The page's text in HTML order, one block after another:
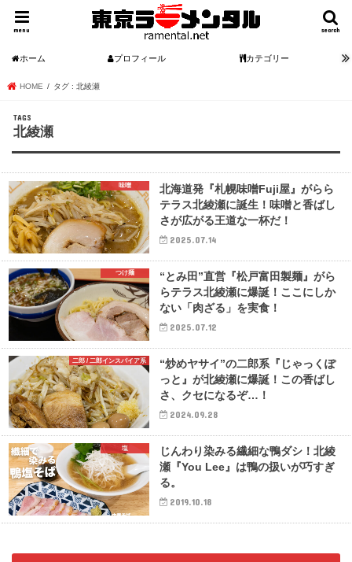
search
menu
ホーム プロフィール カテゴリー
HOME タグ : 北綾瀬
北綾瀬
味噌
北海道発『札幌味噌Fuji屋』がらら
テラス北綾瀬に誕生！味噌と香ばし
さが広がる王道な一杯だ！
2025.07.14
つけ麺
“とみ田”直営『松戸富田製麺』がら
らテラス北綾瀬に爆誕！ここにしか
ない「肉ざる」を実食！
2025.07.12
二郎 / 二郎インスパイア系
“炒めヤサイ”の二郎系『じゃっくぽ
っと』が北綾瀬に爆誕！この香ばし
さ、クセになるぞ…！
2024.09.28
塩
じんわり染みる繊細な鴨ダシ！北綾
瀬『You Lee』は鴨の扱いが巧すぎ
る。
2019.10.18